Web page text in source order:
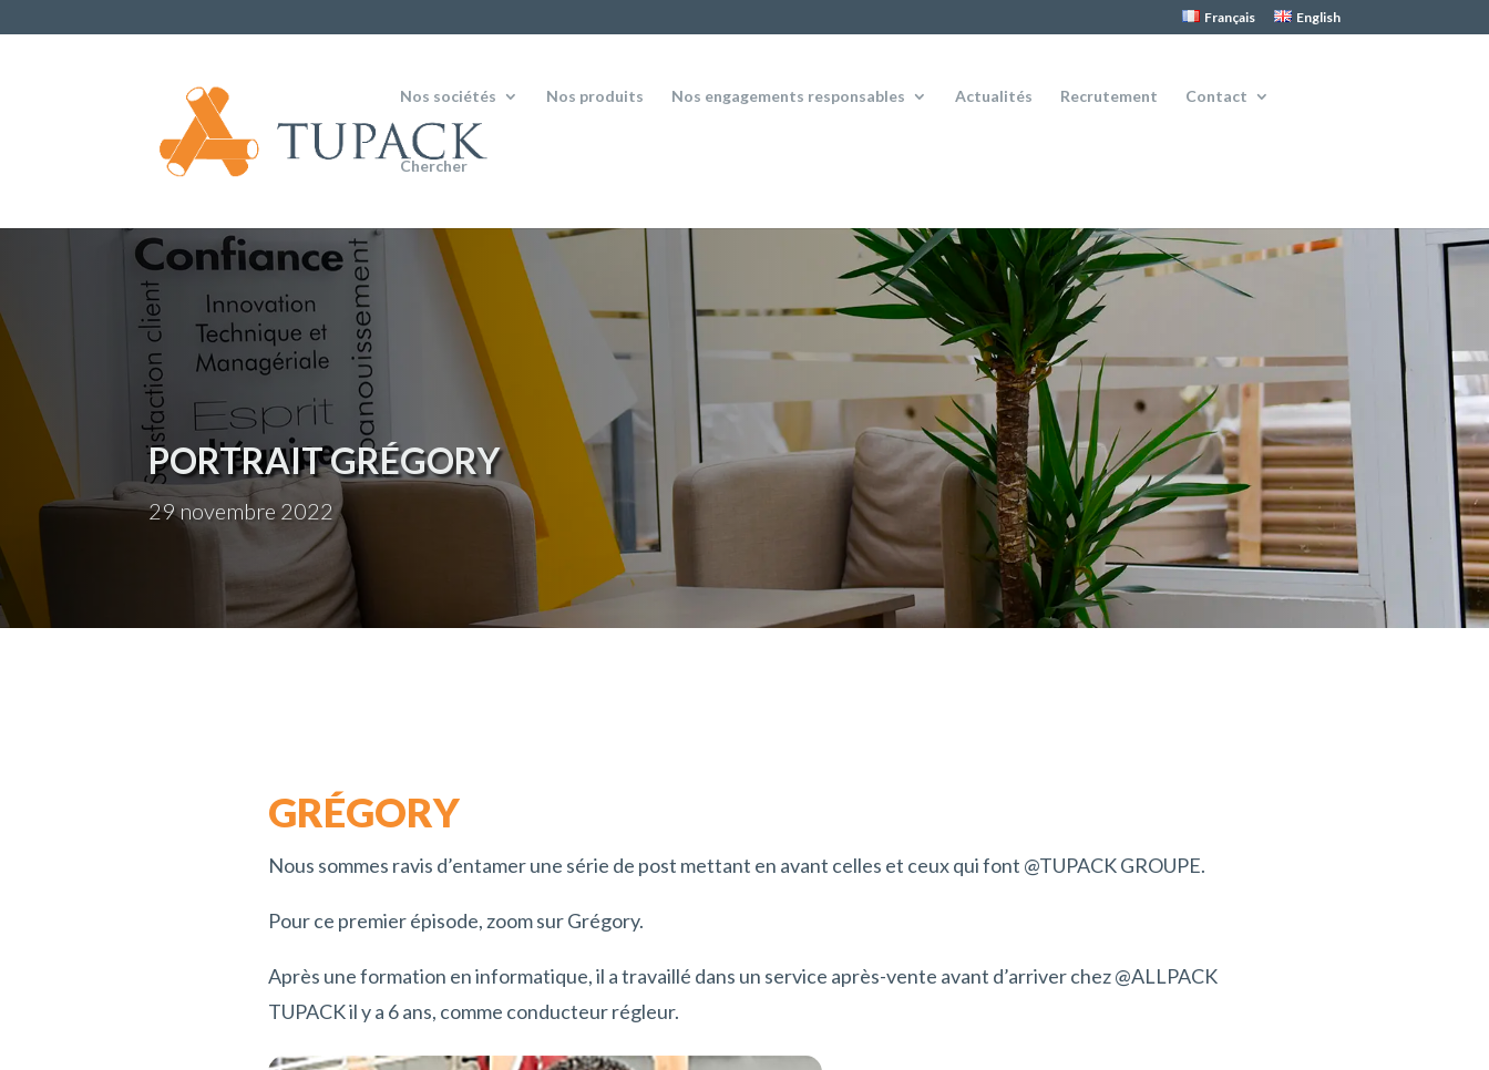
Français English
Nos sociétés Nos produits Nos engagements responsables Actualités Recrutement Contact
Chercher
PORTRAIT GRÉGORY
29 novembre 2022
GRÉGORY
Nous sommes ravis d’entamer une série de post mettant en avant celles et ceux qui font @TUPACK GROUPE.
Pour ce premier épisode, zoom sur Grégory.
Après une formation en informatique, il a travaillé dans un service après-vente avant d’arriver chez @ALLPACK
TUPACK il y a 6 ans, comme conducteur régleur.